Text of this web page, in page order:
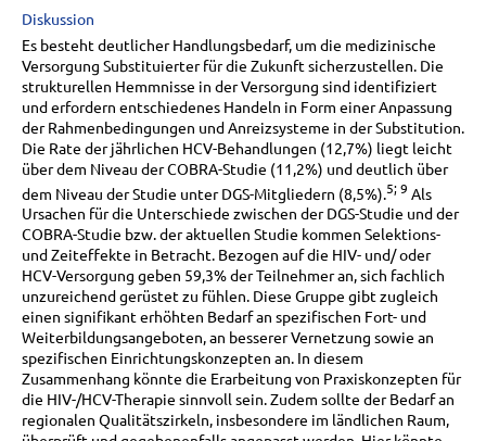
Diskussion
Es besteht deutlicher Handlungsbedarf, um die medizinische
Versorgung Substituierter für die Zukunft sicherzustellen. Die
strukturellen Hemmnisse in der Versorgung sind identifiziert
und erfordern entschiedenes Handeln in Form einer Anpassung
der Rahmenbedingungen und Anreizsysteme in der Substitution.
Die Rate der jährlichen HCV-Behandlungen (12,7%) liegt leicht
über dem Niveau der COBRA-Studie (11,2%) und deutlich über
dem Niveau der Studie unter DGS-Mitgliedern (8,5%). 5; 9 Als
Ursachen für die Unterschiede zwischen der DGS-Studie und der
COBRA-Studie bzw. der aktuellen Studie kommen Selektions-
und Zeiteffekte in Betracht. Bezogen auf die HIV- und/ oder
HCV-Versorgung geben 59,3% der Teilnehmer an, sich fachlich
unzureichend gerüstet zu fühlen. Diese Gruppe gibt zugleich
einen signifikant erhöhten Bedarf an spezifischen Fort- und
Weiterbildungsangeboten, an besserer Vernetzung sowie an
spezifischen Einrichtungskonzepten an. In diesem
Zusammenhang könnte die Erarbeitung von Praxiskonzepten für
die HIV-/HCV-Therapie sinnvoll sein. Zudem sollte der Bedarf an
regionalen Qualitätszirkeln, insbesondere im ländlichen Raum,